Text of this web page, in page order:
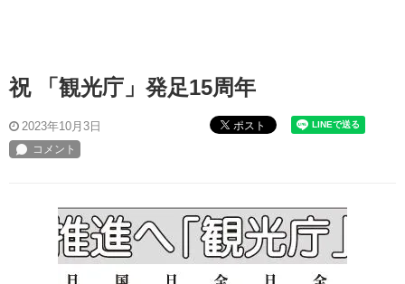
祝 「観光庁」発足15周年
2023年10月3日 ポスト